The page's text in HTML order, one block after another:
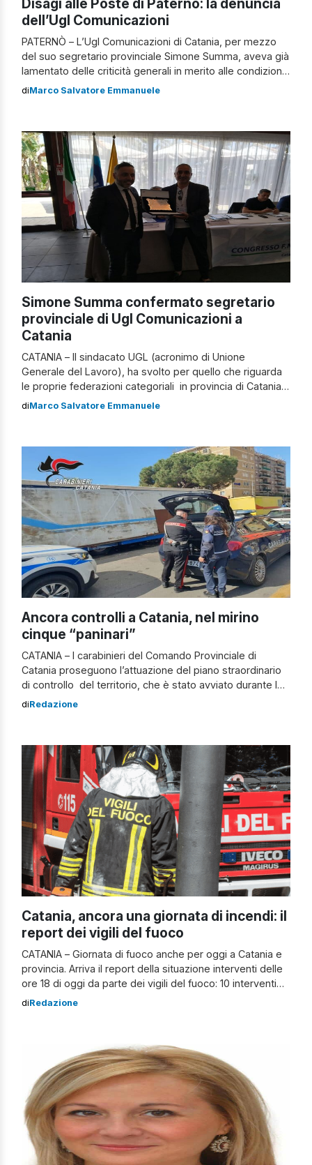
dell’Ugl Comunicazioni
PATERNÒ – L’Ugl Comunicazioni di Catania, per mezzo
del suo segretario provinciale Simone Summa, aveva già
lamentato delle criticità generali in merito alle condizioni
ambientali riguardo i postali della provincia a causa di
l’implementazione di iniziative per l’utenza prevista, ma
nello specifico […]
diMarco Salvatore Emmanuele
Simone Summa confermato segretario
provinciale di Ugl Comunicazioni a
Catania
CATANIA – Il sindacato UGL (acronimo di Unione
Generale del Lavoro), ha svolto per quello che riguarda
le proprie federazioni categoriali in provincia di Catania,
assemblee che tendevano al rinnovo dei ruoli previsti,
Comunicazioni Ieri mattino si è svolta l’assemblea
provinciale della […]
diMarco Salvatore Emmanuele
Ancora controlli a Catania, nel mirino
cinque “paninari”
CATANIA – I carabinieri del Comando Provinciale di
Catania proseguono l’attuazione del piano straordinario
di controllo del territorio, che è stato avviato durante le
recenti festività pasquali sulla Città Metropolitana di
territorio, supportati da “gazzelle” e motociclisti dei […]
diRedazione
Catania, ancora una giornata di incendi: il
report dei vigili del fuoco
CATANIA – Giornata di fuoco anche per oggi a Catania e
provincia. Arriva il report della situazione interventi delle
ore 18 di oggi da parte dei vigili del fuoco: 10 interventi
per incendio di vegetazione e sterpaglie conclusi 5
diRedazione